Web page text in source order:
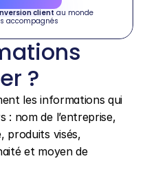
client au monde
accompagnés
?
les informations qui
: nom de l’entreprise,
produits visés,
et moyen de